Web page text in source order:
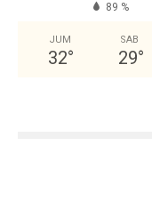
89 %
JUM
32°
SAB
29°